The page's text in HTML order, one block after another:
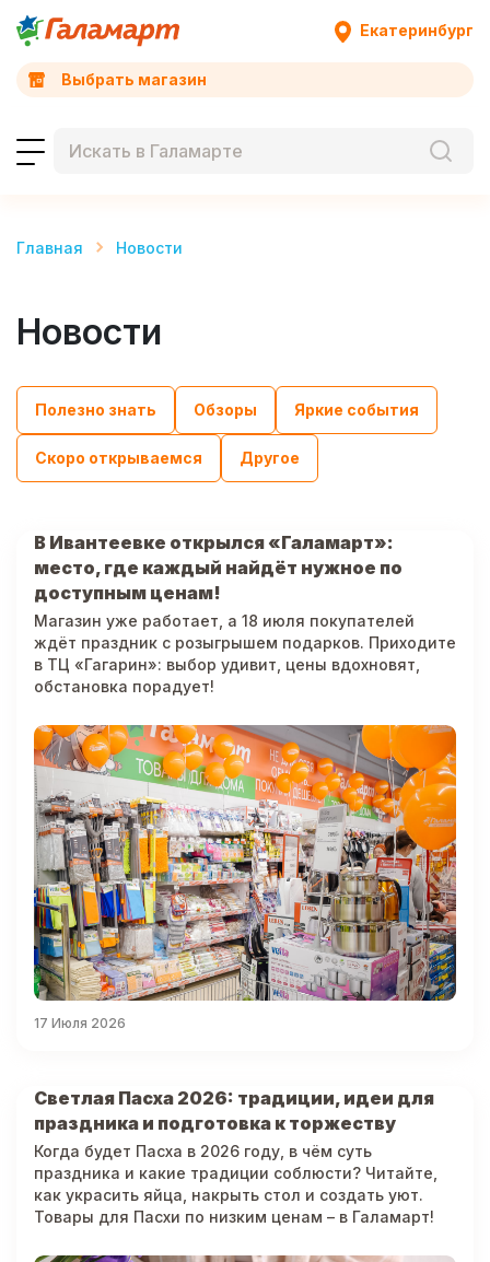
Екатеринбург
Выбрать магазин
Главная Новости
Новости
Полезно знать Обзоры Яркие события
Скоро открываемся Другое
17 Июля 2026
В Ивантеевке открылся «Галамарт»:
место, где каждый найдёт нужное по
доступным ценам!
Магазин уже работает, а 18 июля покупателей
ждёт праздник с розыгрышем подарков. Приходите
в ТЦ «Гагарин»: выбор удивит, цены вдохновят,
обстановка порадует!
Светлая Пасха 2026: традиции, идеи для
праздника и подготовка к торжеству
Когда будет Пасха в 2026 году, в чём суть
праздника и какие традиции соблюсти? Читайте,
как украсить яйца, накрыть стол и создать уют.
Товары для Пасхи по низким ценам – в Галамарт!